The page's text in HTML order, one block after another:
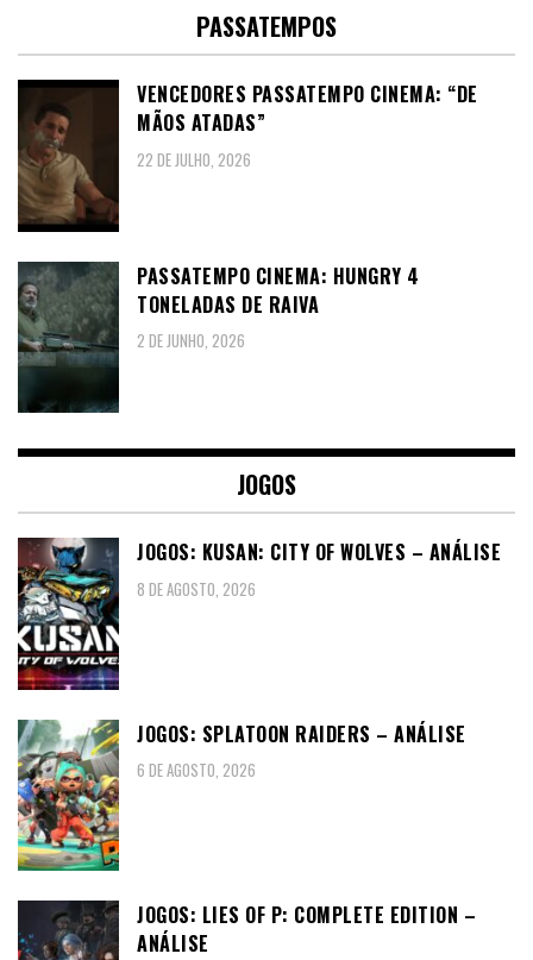
PASSATEMPOS
VENCEDORES PASSATEMPO CINEMA: “DE
MÃOS ATADAS”
22 DE JULHO, 2026
PASSATEMPO CINEMA: HUNGRY 4
TONELADAS DE RAIVA
2 DE JUNHO, 2026
JOGOS
JOGOS: KUSAN: CITY OF WOLVES – ANÁLISE
8 DE AGOSTO, 2026
JOGOS: SPLATOON RAIDERS – ANÁLISE
6 DE AGOSTO, 2026
JOGOS: LIES OF P: COMPLETE EDITION –
ANÁLISE